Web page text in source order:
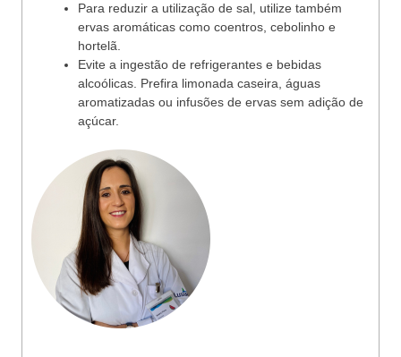
Para reduzir a utilização de sal, utilize também
ervas aromáticas como coentros, cebolinho e
hortelã.
Evite a ingestão de refrigerantes e bebidas
alcoólicas. Prefira limonada caseira, águas
aromatizadas ou infusões de ervas sem adição de
açúcar.